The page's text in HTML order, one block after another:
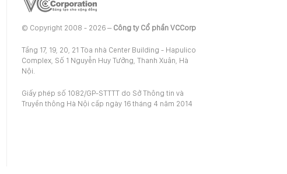
© Copyright 2008 - 2026 – Công ty Cổ phần VCCorp
Tầng 17, 19, 20, 21 Tòa nhà Center Building - Hapulico
Complex, Số 1 Nguyễn Huy Tưởng, Thanh Xuân, Hà
Nội.
Giấy phép số 1082/GP-STTTT do Sở Thông tin và
Truyền thông Hà Nội cấp ngày 16 tháng 4 năm 2014